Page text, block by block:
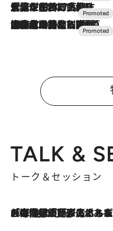
2026.7.17
「土佐和ハーブかき氷」がOMO7高知に登場！生姜、山椒、大葉など目にも舌にも涼を呼ぶ郷土の味
2026.7.10
NEW OPEN！【界 草津】名湯の地に誕生。趣の異なる2種の温泉と上州ならではの会席・蕎麦割烹など美食を味わう究極の癒やし旅
TALK &
トーク＆セッション
2026.8.3
「今後値上げがあるとすれば…」「リスクがあるのは今年の冬」エネルギー専門家が語る、ホルムズ海峡封鎖が家庭にもたらす“ある心配”